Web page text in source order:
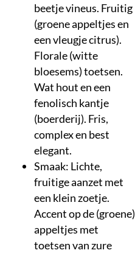
beetje vineus. Fruitig
(groene appeltjes en
een vleugje citrus).
Florale (witte
bloesems) toetsen.
Wat hout en een
fenolisch kantje
(boerderij). Fris,
complex en best
elegant.
Smaak: Lichte,
fruitige aanzet met
een klein zoetje.
Accent op de (groene)
appeltjes met
toetsen van zure